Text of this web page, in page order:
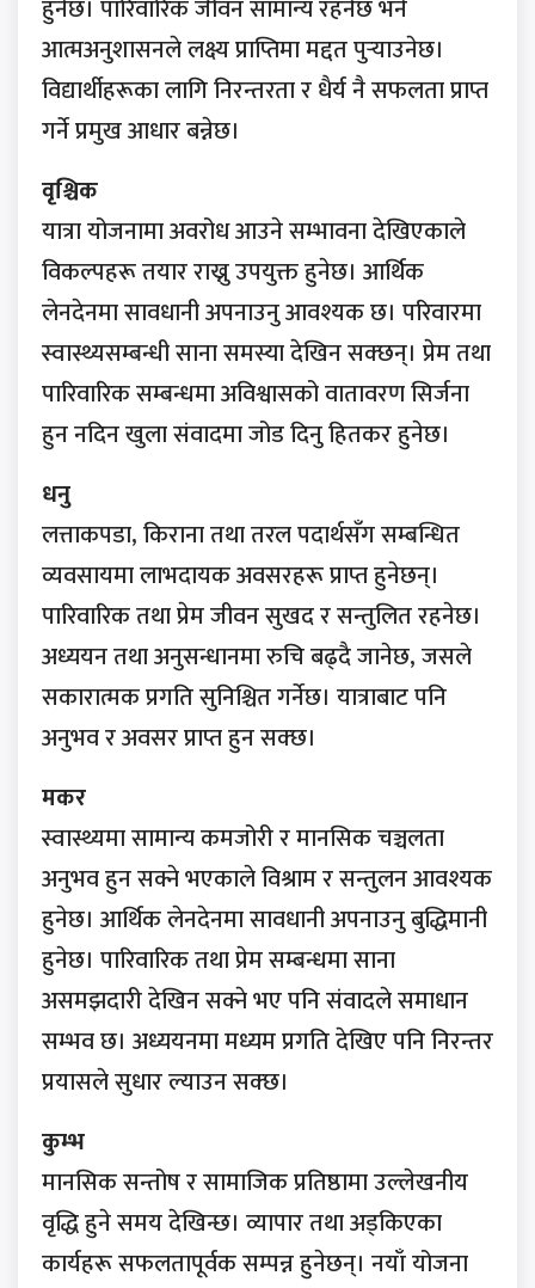
हुनेछ। पारिवारिक जीवन सामान्य रहनेछ भने
आत्मअनुशासनले लक्ष्य प्राप्तिमा मद्दत पुर्‍याउनेछ।
विद्यार्थीहरूका लागि निरन्तरता र धैर्य नै सफलता प्राप्त
गर्ने प्रमुख आधार बन्नेछ।
वृश्चिक
यात्रा योजनामा अवरोध आउने सम्भावना देखिएकाले
विकल्पहरू तयार राख्नु उपयुक्त हुनेछ। आर्थिक
लेनदेनमा सावधानी अपनाउनु आवश्यक छ। परिवारमा
स्वास्थ्यसम्बन्धी साना समस्या देखिन सक्छन्। प्रेम तथा
पारिवारिक सम्बन्धमा अविश्वासको वातावरण सिर्जना
हुन नदिन खुला संवादमा जोड दिनु हितकर हुनेछ।
धनु
लत्ताकपडा, किराना तथा तरल पदार्थसँग सम्बन्धित
व्यवसायमा लाभदायक अवसरहरू प्राप्त हुनेछन्।
पारिवारिक तथा प्रेम जीवन सुखद र सन्तुलित रहनेछ।
अध्ययन तथा अनुसन्धानमा रुचि बढ्दै जानेछ, जसले
सकारात्मक प्रगति सुनिश्चित गर्नेछ। यात्राबाट पनि
अनुभव र अवसर प्राप्त हुन सक्छ।
मकर
स्वास्थ्यमा सामान्य कमजोरी र मानसिक चञ्चलता
अनुभव हुन सक्ने भएकाले विश्राम र सन्तुलन आवश्यक
हुनेछ। आर्थिक लेनदेनमा सावधानी अपनाउनु बुद्धिमानी
हुनेछ। पारिवारिक तथा प्रेम सम्बन्धमा साना
असमझदारी देखिन सक्ने भए पनि संवादले समाधान
सम्भव छ। अध्ययनमा मध्यम प्रगति देखिए पनि निरन्तर
प्रयासले सुधार ल्याउन सक्छ।
कुम्भ
मानसिक सन्तोष र सामाजिक प्रतिष्ठामा उल्लेखनीय
वृद्धि हुने समय देखिन्छ। व्यापार तथा अड्किएका
कार्यहरू सफलतापूर्वक सम्पन्न हुनेछन्। नयाँ योजना